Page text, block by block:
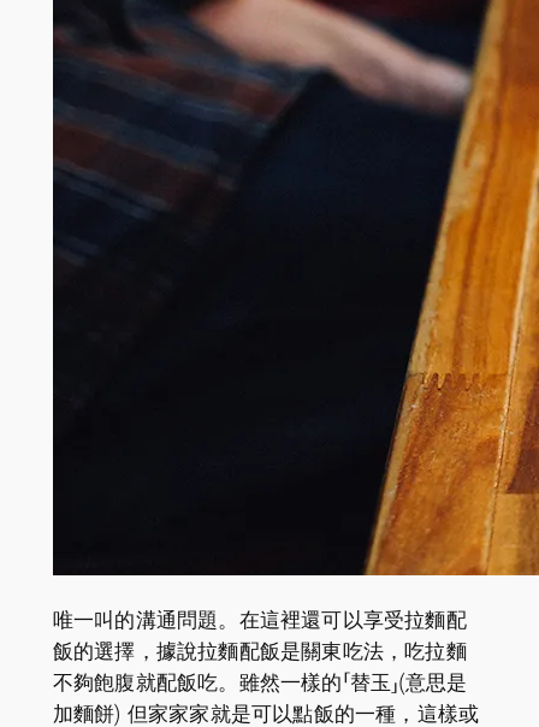
唯一叫的溝通問題。在這裡還可以享受拉麵配
飯的選擇，據說拉麵配飯是關東吃法，吃拉麵
不夠飽腹就配飯吃。雖然一樣的「替玉」(意思是
加麵餅) 但家家家就是可以點飯的一種，這樣或